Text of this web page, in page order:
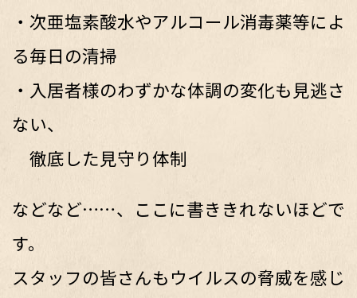
・次亜塩素酸水やアルコール消毒薬等によ
る毎日の清掃
・入居者様のわずかな体調の変化も見逃さ
ない、
徹底した見守り体制
などなど……、ここに書ききれないほどで
す。
スタッフの皆さんもウイルスの脅威を感じ